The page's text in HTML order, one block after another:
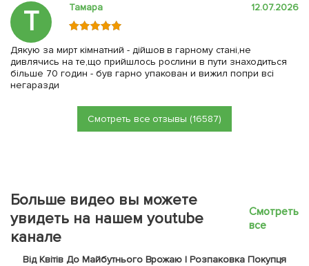
Т Тамара 12.07.2026
Дякую за мирт кімнатний - дійшов в гарному стані,не
дивлячись на те,що прийшлось рослини в пути знаходиться
більше 70 годин - був гарно упакован и вижил попри всі
негаразди
Смотреть все отзывы (16587)
Больше видео вы можете
увидеть на нашем youtube
канале
Смотреть
все
Від Квітів До Майбутнього Врожаю | Розпаковка Покупця